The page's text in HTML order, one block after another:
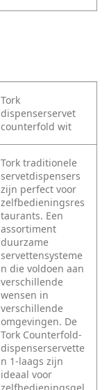
Tork
dispenserservet
counterfold wit
Tork traditionele
servetdispensers
zijn perfect voor
zelfbedieningsres
taurants. Een
assortiment
duurzame
servettensysteme
n die voldoen aan
verschillende
wensen in
verschillende
omgevingen. De
Tork Counterfold-
dispenserservette
n 1-laags zijn
ideaal voor